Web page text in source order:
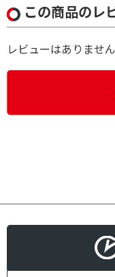
この商品のレ
レビューはありません